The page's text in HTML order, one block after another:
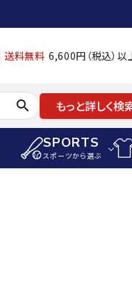
送料無料 6,600円（税込）
search もっと詳しく検
SPORTS
スポーツから選ぶ
陸上競技用シューズア